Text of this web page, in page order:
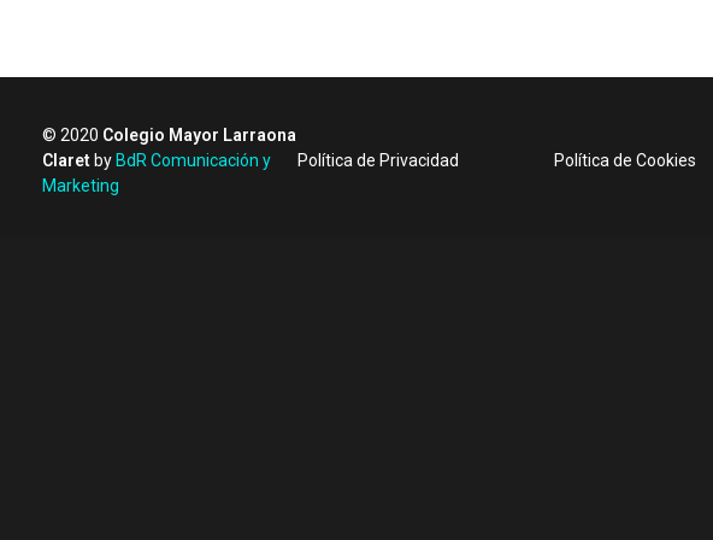
© 2020 Colegio Mayor Larraona
Claret by BdR Comunicación y
Marketing
Política de Privacidad Política de Cookies